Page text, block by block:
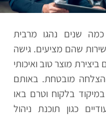
שנים נהגו מרבית
שהם מציעים. גישה
מוצר טוב ואיכותי
ההצלחה מובטחת. באותם
בלקוח וטרם באו
כגון תוכנת ניהול